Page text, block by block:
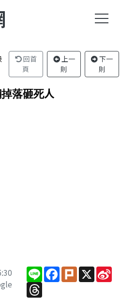
回首
頁
上一
則
下一
則
落砸死人
Line Facebook
PlurkX
Threads